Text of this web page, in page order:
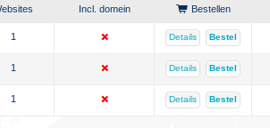
Incl. domein Bestellen
1 Details Bestel
1 Details Bestel
1 Details Bestel